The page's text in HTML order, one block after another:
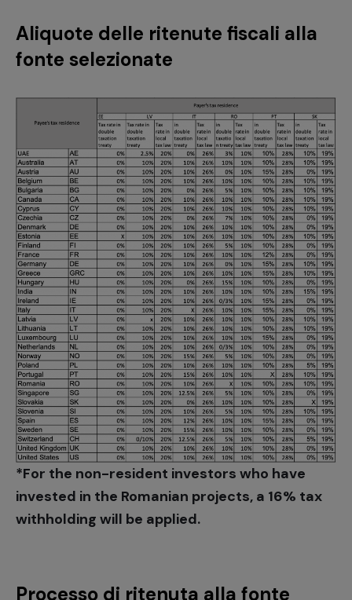
Aliquote delle ritenute fiscali alla
fonte selezionate
*For the non-resident investors who have
invested in the Romanian projects, a 16% tax
withholding will be applied.
Processo di ritenuta alla fonte